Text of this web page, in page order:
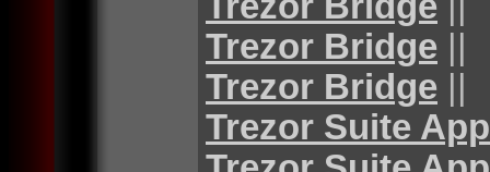
Trezor Bridge ||
Trezor Bridge ||
Trezor Suite App